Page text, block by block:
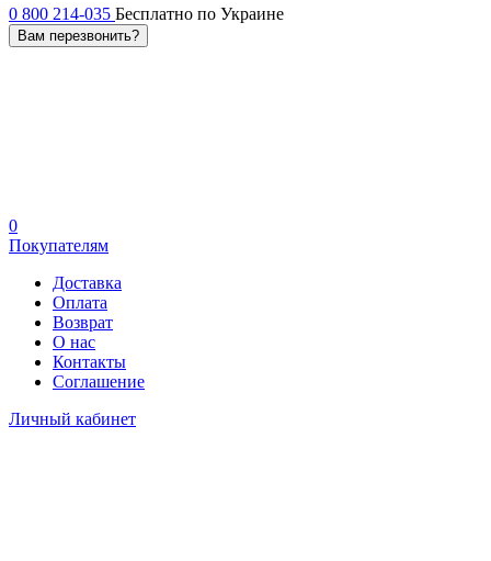
0 800 214-035 Бесплатно по Украине
Вам перезвонить?
0
Покупателям
Доставка
Оплата
Возврат
О нас
Контакты
Соглашение
Личный кабинет